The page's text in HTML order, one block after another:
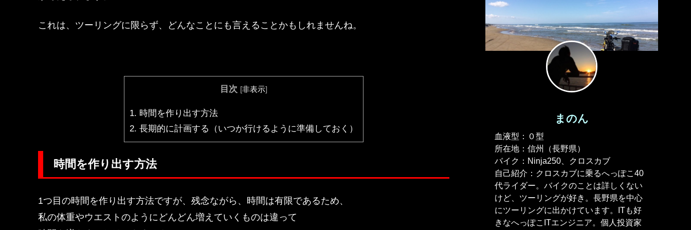
これは、ツーリングに限らず、どんなことにも言えることかもしれませんね。
目次 [非表示]
1. 時間を作り出す方法
2. 長期的に計画する（いつか行けるように準備しておく）
時間を作り出す方法
1つ目の時間を作り出す方法ですが、残念ながら、時間は有限であるため、
私の体重やウエストのようにどんどん増えていくものは違って
まのん
血液型：０型
所在地：信州（長野県）
バイク：Ninja250、クロスカブ
自己紹介：クロスカブに乗るへっぽこ40
代ライダー。バイクのことは詳しくない
けど、ツーリングが好き。長野県を中心
にツーリングに出かけています。ITも好
きなへっぽこITエンジニア。個人投資家